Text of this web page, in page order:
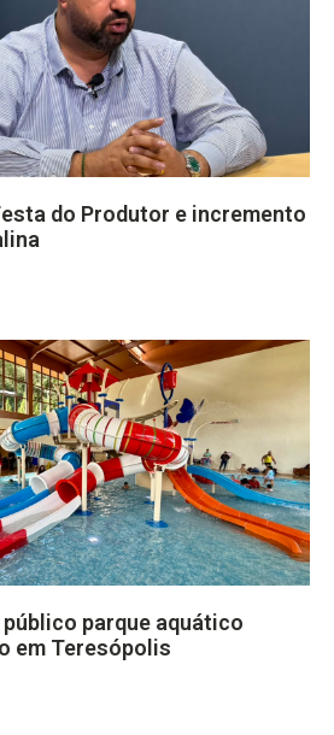
do Produtor e incremento
parque aquático
em Teresópolis